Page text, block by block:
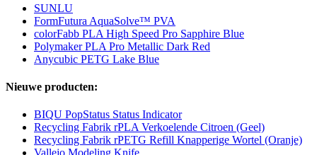
SUNLU
FormFutura AquaSolve™ PVA
colorFabb PLA High Speed Pro Sapphire Blue
Polymaker PLA Pro Metallic Dark Red
Anycubic PETG Lake Blue
Nieuwe producten:
BIQU PopStatus Status Indicator
Recycling Fabrik rPLA Verkoelende Citroen (Geel)
Recycling Fabrik rPETG Refill Knapperige Wortel (Oranje)